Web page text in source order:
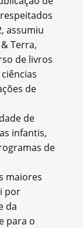
assumiu
Terra,
de livros
de
de
infantis,
de
maiores
por
da
para o